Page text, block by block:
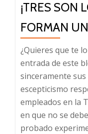
¡TRES SON
FORMAN
¿Quieres que te
entrada de este
sinceramente
escepticismo
empleados en la
en que no se
probado